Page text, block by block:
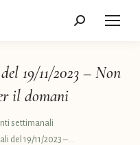
Cerca:
19/11/2023 – Non
il domani
settimanali
del 19/11/2023 –…